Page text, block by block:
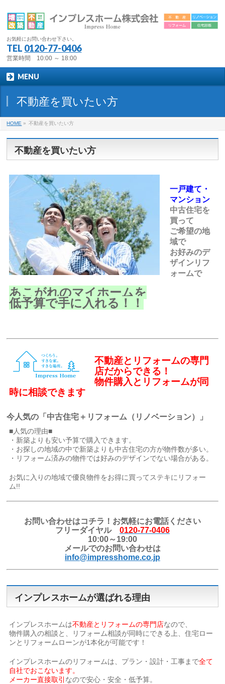
お気軽にお問い合わせ下さい。
TEL 0120-77-0406
営業時間 10:00 ～ 18:00
MENU
不動産を買いたい方
HOME » 不動産を買いたい方
不動産を買いたい方
一戸建て・
マンション
中古住宅を
買って
ご希望の地
域で
お好みのデ
ザインリフ
ォームで
あこがれのマイホームを
低予算で手に入れる！！
不動産とリフォームの専門
店だからできる！
物件購入とリフォームが同
時に相談できます
今人気の「中古住宅＋リフォーム（リノベーション）」
■人気の理由■
・新築よりも安い予算で購入できます。
・お探しの地域の中で新築よりも中古住宅の方が物件数が多い。
・リフォーム済みの物件では好みのデザインでない場合がある。
お気に入りの地域で優良物件をお得に買ってステキにリフォー
ム!!
お問い合わせはコチラ！お気軽にお電話ください
フリーダイヤル 0120-77-0406
10:00～19:00
メールでのお問い合わせは
info@impresshome.co.jp
インプレスホームが選ばれる理由
インプレスホームは不動産とリフォームの専門店なので、
物件購入の相談と、リフォーム相談が同時にできる上、住宅ロー
ンとリフォームローンが1本化が可能です！
インプレスホームのリフォームは、プラン・設計・工事まで全て
自社でおこないます。
メーカー直接取引 なので安心・安全・低予算。